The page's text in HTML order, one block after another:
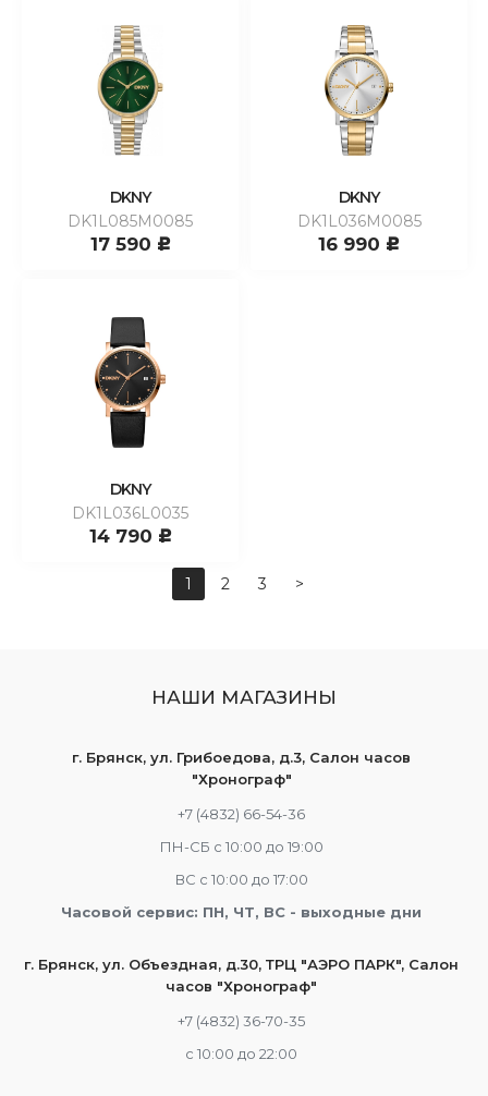
DKNY
DK1L085M0085
17 590 c
DKNY
DK1L036M0085
16 990 c
DKNY
DK1L036L0035
14 790 c
1 2 3 >
НАШИ МАГАЗИНЫ
г. Брянск, ул. Грибоедова, д.3, Салон часов
"Хронограф"
+7 (4832) 66-54-36
ПН-СБ с 10:00 до 19:00
ВС с 10:00 до 17:00
Часовой сервис: ПН, ЧТ, ВС - выходные дни
г. Брянск, ул. Объездная, д.30, ТРЦ "АЭРО ПАРК", Салон
часов "Хронограф"
+7 (4832) 36-70-35
c 10:00 до 22:00